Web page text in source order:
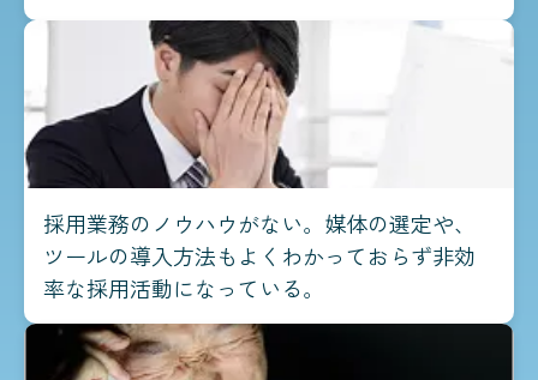
採用業務のノウハウがない。媒体の選定や、
ツールの導入方法もよくわかっておらず非効
率な採用活動になっている。